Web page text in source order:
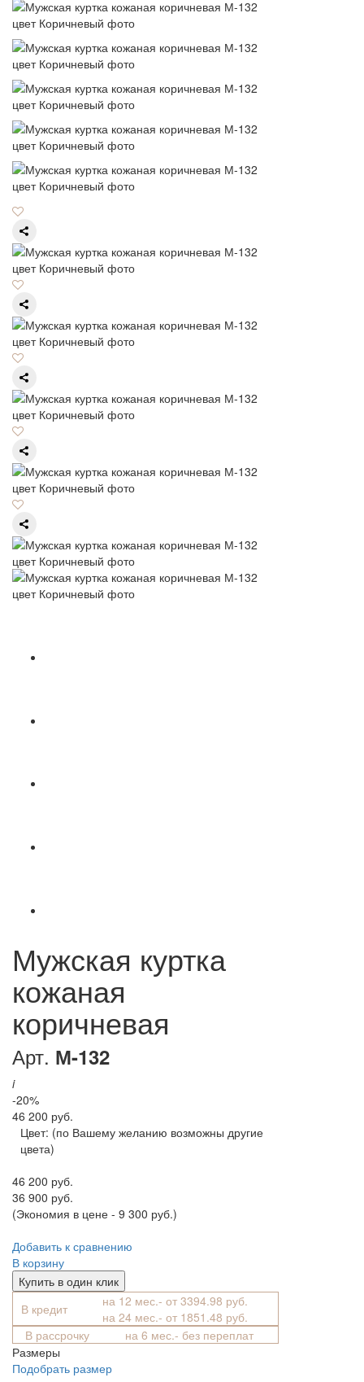
Мужская куртка
кожаная
коричневая
Арт. М-132
i
-20%
46 200 руб.
Цвет: (по Вашему желанию возможны другие
цвета)
46 200 руб.
36 900 руб.
(Экономия в цене - 9 300 руб.)
Добавить к сравнению
В корзину
Купить в один клик
В кредит
на 12 мес.- от 3394.98 руб.
на 24 мес.- от 1851.48 руб.
В рассрочку
на 6 мес.- без переплат
Размеры
Подобрать размер